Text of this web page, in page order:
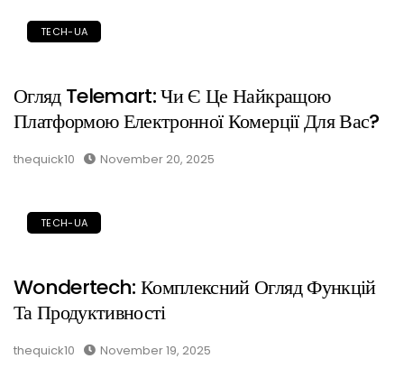
TECH-UA
Огляд Telemart: Чи Є Це Найкращою
Платформою Електронної Комерції Для Вас?
thequick10 November 20, 2025
TECH-UA
Wondertech: Комплексний Огляд Функцій
Та Продуктивності
thequick10 November 19, 2025